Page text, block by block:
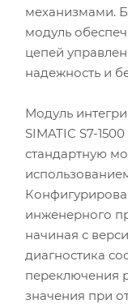
механизмами.
модуль
цепей
надежность и
Модуль
SIMATIC S7-
стандартную
инженерного
начиная с
диагностика
переключения
значения при